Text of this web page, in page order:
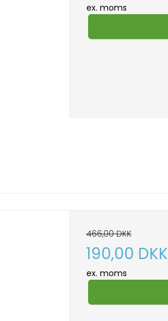
ex. moms
466,00 DKK
190,00 DKK
ex. moms